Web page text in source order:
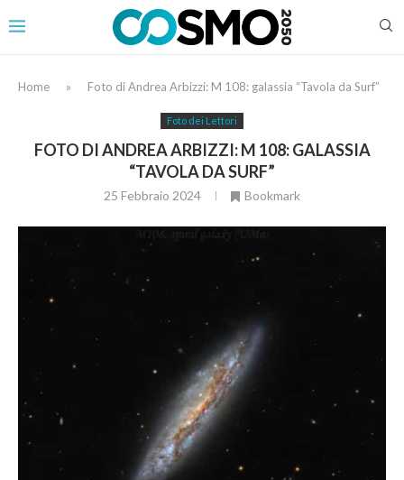
Home » Foto di Andrea Arbizzi: M 108: galassia “Tavola da Surf”
Foto dei Lettori
FOTO DI ANDREA ARBIZZI: M 108: GALASSIA
“TAVOLA DA SURF”
25 Febbraio 2024 Bookmark